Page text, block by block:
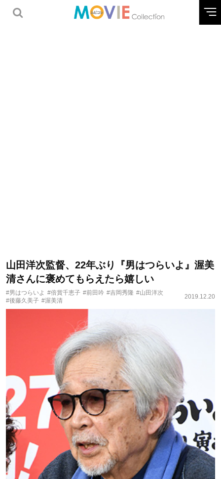
山田洋次監督、22年ぶり『男はつらいよ』渥美
清さんに褒めてもらえたら嬉しい
#男はつらいよ #倍賞千恵子 #前田吟 #吉岡秀隆 #山田洋次
#後藤久美子 #渥美清
2019.12.20